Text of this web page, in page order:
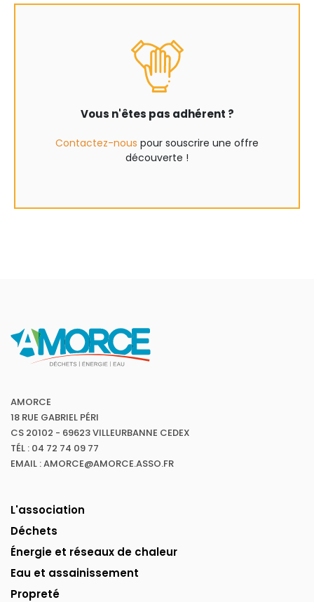
Vous n'êtes pas adhérent ?
Contactez-nous pour souscrire une offre
découverte !
AMORCE
18 RUE GABRIEL PÉRI
CS 20102 - 69623 VILLEURBANNE CEDEX
TÉL : 04 72 74 09 77
EMAIL : AMORCE@AMORCE.ASSO.FR
L'association
Déchets
Énergie et réseaux de chaleur
Eau et assainissement
Propreté